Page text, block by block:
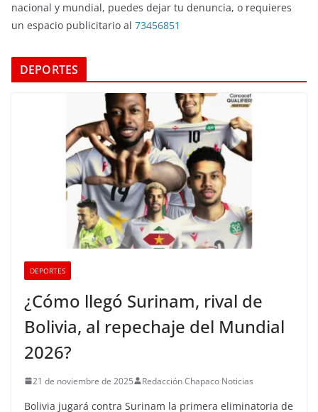
nacional y mundial, puedes dejar tu denuncia, o requieres
un espacio publicitario al 73456851
DEPORTES
DEPORTES
¿Cómo llegó Surinam, rival de
Bolivia, al repechaje del Mundial
2026?
21 de noviembre de 2025 Redacción Chapaco Noticias
Bolivia jugará contra Surinam la primera eliminatoria de